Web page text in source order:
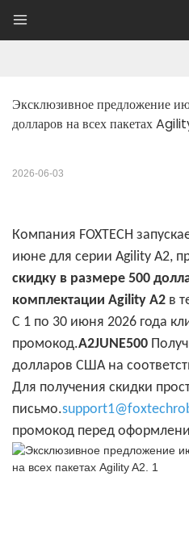
Эксклюзивное предложение
долларов на всех пакетах
2026-06-03
Компания FOXTECH
июне для серии Agility A2,
скидку в размере 500
комплектации Agility A2 в
С 1 по 30 июня 2026 года
промокод.A2JUNE500
долларов США на
Для получения скидки
письмо.
промокод перед